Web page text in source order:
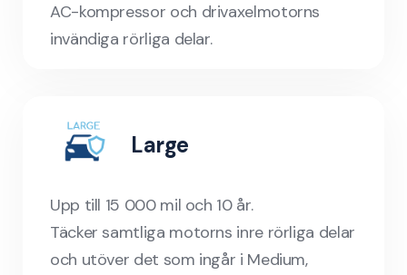
AC-kompressor och drivaxelmotorns
invändiga rörliga delar.
Large
Upp till 15 000 mil och 10 år.
Täcker samtliga motorns inre rörliga delar
och utöver det som ingår i Medium,